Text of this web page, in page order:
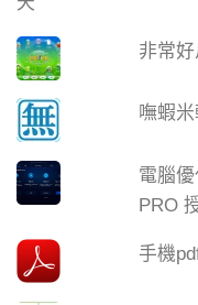
非常
嘸蝦
電腦
PRO
手機